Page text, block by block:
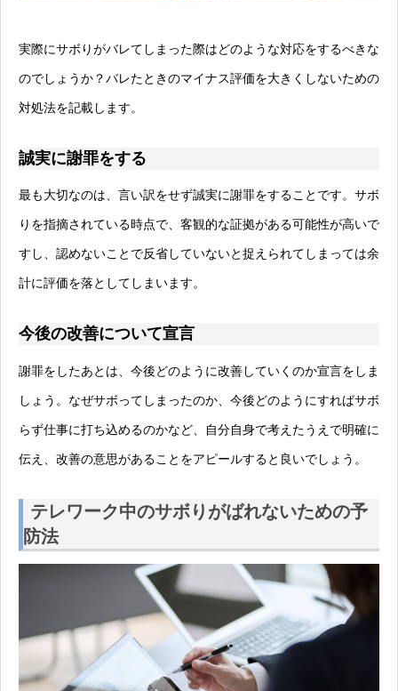
実際にサボりがバレてしまった際はどのような対応をするべきな
のでしょうか？バレたときのマイナス評価を大きくしないための
対処法を記載します。
誠実に謝罪をする
最も大切なのは、言い訳をせず誠実に謝罪をすることです。サボ
りを指摘されている時点で、客観的な証拠がある可能性が高いで
すし、認めないことで反省していないと捉えられてしまっては余
計に評価を落としてしまいます。
今後の改善について宣言
謝罪をしたあとは、今後どのように改善していくのか宣言をしま
しょう。なぜサボってしまったのか、今後どのようにすればサボ
らず仕事に打ち込めるのかなど、自分自身で考えたうえで明確に
伝え、改善の意思があることをアピールすると良いでしょう。
テレワーク中のサボりがばれないための予
防法